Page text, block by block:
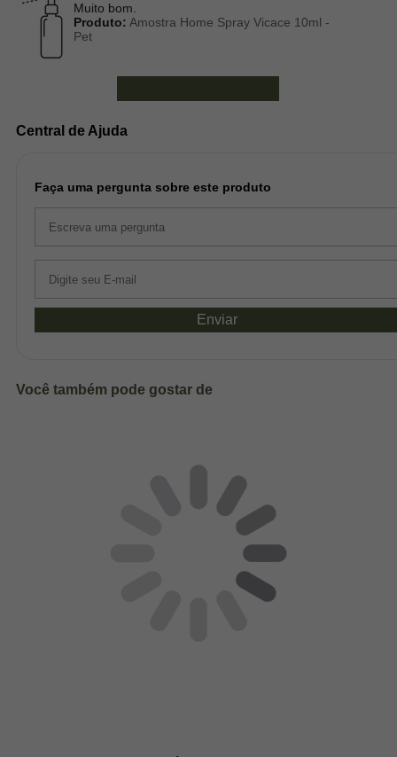
Muito bom.
Produto: Amostra Home Spray Vicace 10ml -
Pet
Central de Ajuda
Faça uma pergunta sobre este produto
Enviar
Você também pode gostar de